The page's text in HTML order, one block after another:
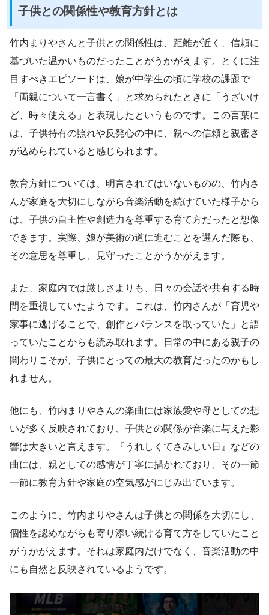
子供との関係性や教育方針とは
竹内まりやさんと子供との関係性は、距離が近く、信頼に
基づいた温かいものだったことがうかがえます。とくに注
目すべきエピソードは、娘が中学生の頃に学校の課題で
「両親について一言書く」と求められたときに「うざいけ
ど、時々使える」と表現したというものです。この言葉に
は、子供特有の照れや反発心の中に、親への信頼と親密さ
が込められていると感じられます。
教育方針については、明言されてはいないものの、竹内さ
んが家庭を大切にしながら音楽活動を続けていた様子から
は、子供の自主性や創造力を尊重する育て方だったと想像
できます。実際、娘が美術の道に進むことを選んだ際も、
その意思を尊重し、見守ったことがうかがえます。
また、家庭内では厳しさよりも、日々の会話や共有する時
間を重視していたようです。これは、竹内さんが「育児や
家事に逃げることで、創作とバランスを取っていた」と語
っていたことからも読み取れます。日常の中にある親子の
関わりこそが、子供にとっての最大の教育だったのかもし
れません。
他にも、竹内まりやさんの楽曲には家族愛や母としての想
いが多く反映されており、子供との関係が音楽に与えた影
響は大きいと言えます。『うれしくてさみしい日』などの
曲には、親としての感情が丁寧に描かれており、その一節
一節に教育方針や家庭の空気感がにじみ出ています。
このように、竹内まりやさんは子供との関係を大切にし、
個性を認めながらも寄り添い続ける育て方をしていたこと
がうかがえます。それは家庭内だけでなく、音楽活動の中
にも自然と反映されているようです。